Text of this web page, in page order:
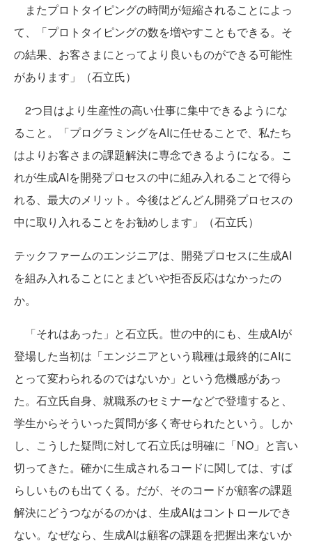
またプロトタイピングの時間が短縮されることによっ
て、「プロトタイピングの数を増やすこともできる。そ
の結果、お客さまにとってより良いものができる可能性
があります」（石立氏）
2つ目はより生産性の高い仕事に集中できるようにな
ること。「プログラミングをAIに任せることで、私たち
はよりお客さまの課題解決に専念できるようになる。こ
れが生成AIを開発プロセスの中に組み入れることで得ら
れる、最大のメリット。今後はどんどん開発プロセスの
中に取り入れることをお勧めします」（石立氏）
テックファームのエンジニアは、開発プロセスに生成AI
を組み入れることにとまどいや拒否反応はなかったの
か。
「それはあった」と石立氏。世の中的にも、生成AIが
登場した当初は「エンジニアという職種は最終的にAIに
とって変わられるのではないか」という危機感があっ
た。石立氏自身、就職系のセミナーなどで登壇すると、
学生からそういった質問が多く寄せられたという。しか
し、こうした疑問に対して石立氏は明確に「NO」と言い
切ってきた。確かに生成されるコードに関しては、すば
らしいものも出てくる。だが、そのコードが顧客の課題
解決にどうつながるのかは、生成AIはコントロールでき
ない。なぜなら、生成AIは顧客の課題を把握出来ないか